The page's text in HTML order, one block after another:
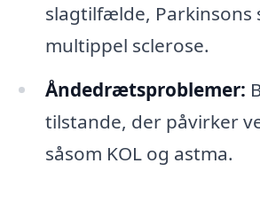
slagtilfælde, Parkinsons
multippel sclerose.
Åndedrætsproblemer:
tilstande, der påvirker
såsom KOL og astma.